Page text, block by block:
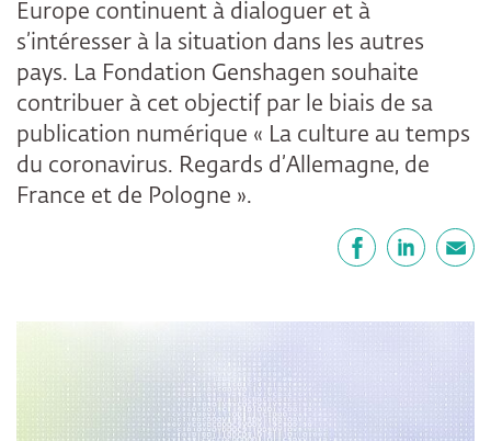
Europe continuent à dialoguer et à
s’intéresser à la situation dans les autres
pays. La Fondation Genshagen souhaite
contribuer à cet objectif par le biais de sa
publication numérique « La culture au temps
du coronavirus. Regards d’Allemagne, de
France et de Pologne ».